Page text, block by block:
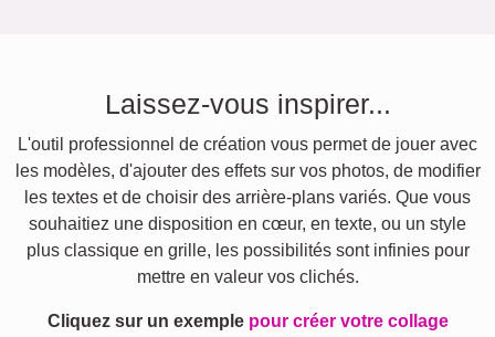
Laissez-vous inspirer...
L'outil professionnel de création vous permet de jouer avec
les modèles, d'ajouter des effets sur vos photos, de modifier
les textes et de choisir des arrière-plans variés. Que vous
souhaitiez une disposition en cœur, en texte, ou un style
plus classique en grille, les possibilités sont infinies pour
mettre en valeur vos clichés.
Cliquez sur un exemple pour créer votre collage